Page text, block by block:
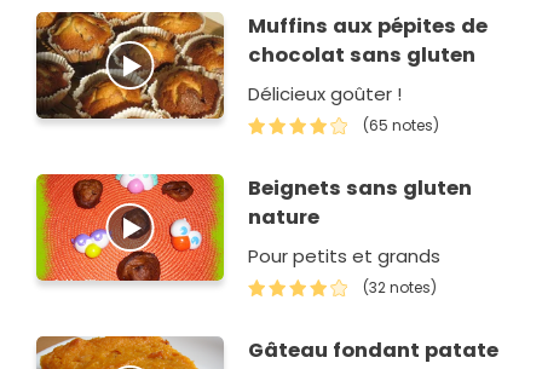
Muffins aux pépites de
chocolat sans gluten
Délicieux goûter !
(65 notes)
Beignets sans gluten
nature
Pour petits et grands
(32 notes)
Gâteau fondant patate